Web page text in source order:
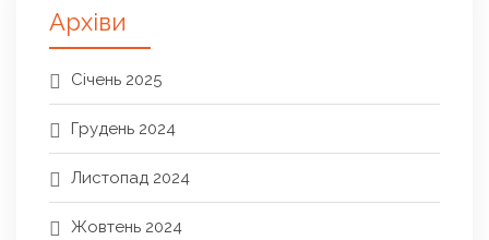
Архіви
Січень 2025
Грудень 2024
Листопад 2024
Жовтень 2024